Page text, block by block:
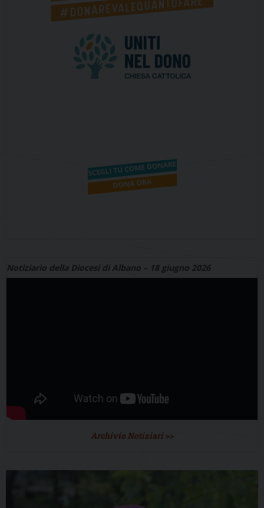
Notiziario della Diocesi di Albano – 18 giugno 2026
Archivio Notiziari >>